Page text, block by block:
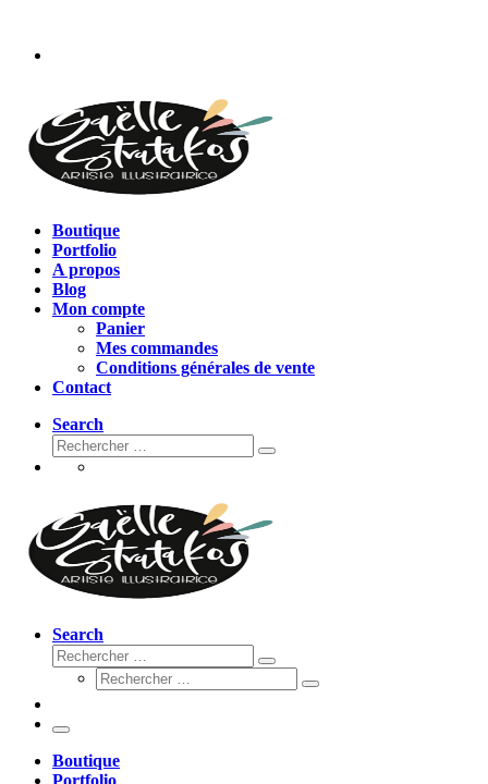
contenu
Boutique
Portfolio
A propos
Blog
Mon compte
Panier
Mes commandes
Conditions générales de vente
Contact
Search
Rechercher
Rechercher
Search
Rechercher
Rechercher
Rechercher
Rechercher
Menu
Boutique